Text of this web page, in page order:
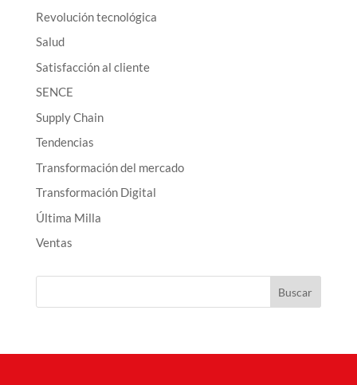
Revolución tecnológica
Salud
Satisfacción al cliente
SENCE
Supply Chain
Tendencias
Transformación del mercado
Transformación Digital
Última Milla
Ventas
Buscar